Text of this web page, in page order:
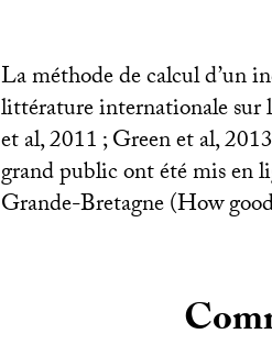
La méthode de calcul d’un
littérature internationale sur
et al, 2011; Green et al,
grand public ont été mis en
Grande-Bretagne (How